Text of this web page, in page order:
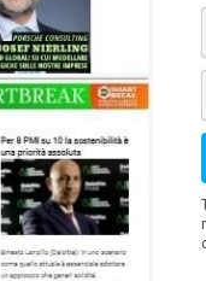
assoluto
investimenti
(+22,7%
+27% rispetto
del fatturato